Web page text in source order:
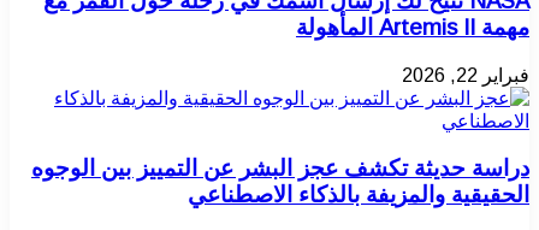
مهمة Artemis II المأهولة
فبراير 22, 2026
دراسة حديثة تكشف عجز البشر عن التمييز بين الوجوه
الحقيقية والمزيفة بالذكاء الاصطناعي